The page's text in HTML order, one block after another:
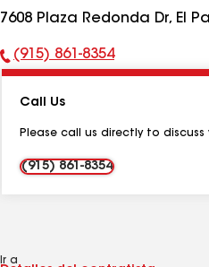
7608 Plaza Redonda Dr, El
Número
teléfono:
(915) 861-8354
Call Us
Please call us directly to discuss
(915) 861-8354
Ir a